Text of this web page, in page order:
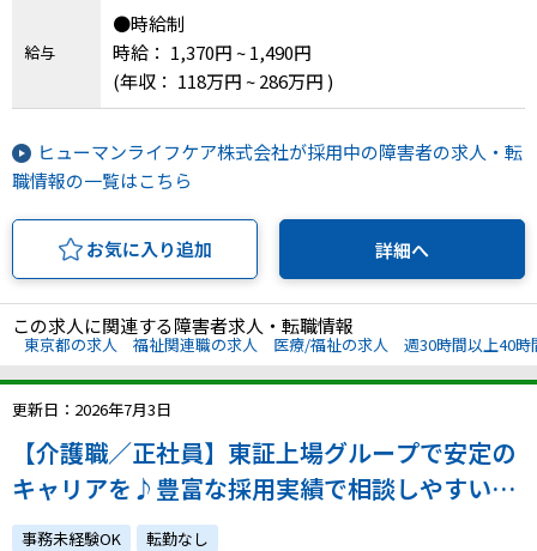
給与
●時給制
時給： 1,370円 ~ 1,490円
(年収： 118万円 ~ 286万円 )
ヒューマンライフケア株式会社が採用中の障害者の求人・転
職情報の一覧はこちら
お気に入り追加 詳細へ
この求人に関連する障害者求人・転職情報
東京都の求人 福祉関連職の求人 医療/福祉の求人 週30時間以上40
更新日：2026年7月3日
【介護職／正社員】東証上場グループで安定の
キャリアを♪豊富な採用実績で相談しやすい環
境！豊富な研修制度
事務未経験OK 転勤なし